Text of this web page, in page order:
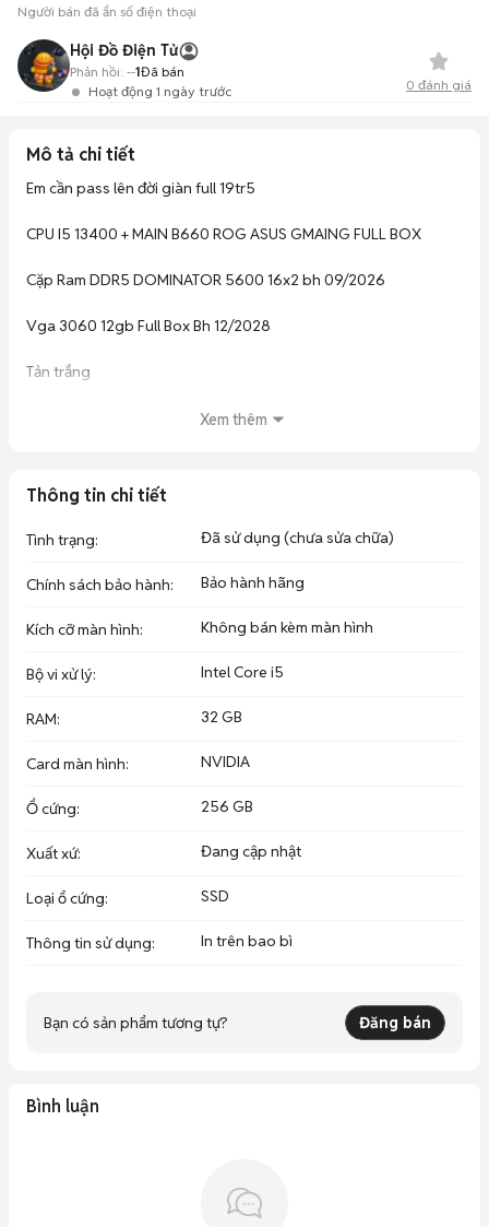
Người bán đã ẩn số điện thoại
Hội Đồ Điện Tử
Hoạt động 1 ngày trước
Phản hồi: --1Đã bán
0 đánh giá
Mô tả chi tiết
Em cần pass lên đời giàn full 19tr5
CPU I5 13400 + MAIN B660 ROG ASUS GMAING FULL BOX
Cặp Ram DDR5 DOMINATOR 5600 16x2 bh 09/2026
Vga 3060 12gb Full Box Bh 12/2028
Tản trắng
case + 4 fan
GDTT HCM , BD
Xem thêm
Thông tin chi tiết
Tình trạng: Đã sử dụng (chưa sửa chữa)
Chính sách bảo hành: Bảo hành hãng
Kích cỡ màn hình: Không bán kèm màn hình
Bộ vi xử lý: Intel Core i5
RAM: 32 GB
Card màn hình: NVIDIA
Ổ cứng: 256 GB
Xuất xứ: Đang cập nhật
Loại ổ cứng: SSD
Thông tin sử dụng: In trên bao bì
Bạn có sản phẩm tương tự? Đăng bán
Bình luận